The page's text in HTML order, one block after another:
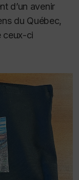
d’un avenir
du Québec,
ceux-ci